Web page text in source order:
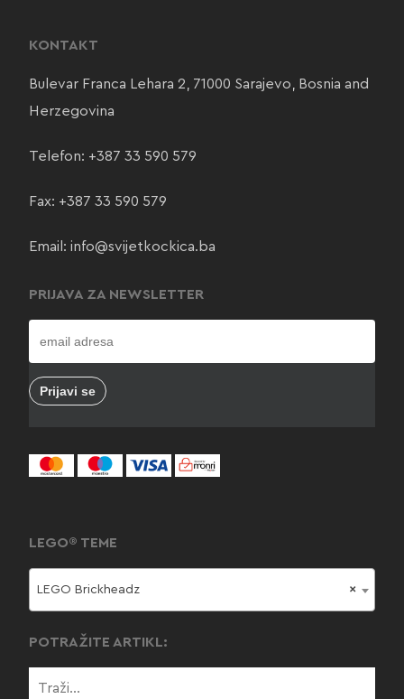
KONTAKT
Bulevar Franca Lehara 2, 71000 Sarajevo, Bosnia and
Herzegovina
Telefon: +387 33 590 579
Fax: +387 33 590 579
Email: info@svijetkockica.ba
PRIJAVA ZA NEWSLETTER
LEGO® TEME
×
LEGO Brickheadz
POTRAŽITE ARTIKL: